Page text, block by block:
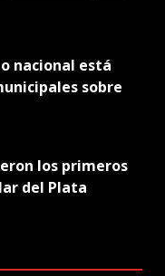
nacional está
sobre
los primeros
del Plata